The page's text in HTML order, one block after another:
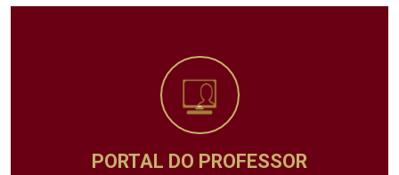
PORTAL DO PROFESSOR